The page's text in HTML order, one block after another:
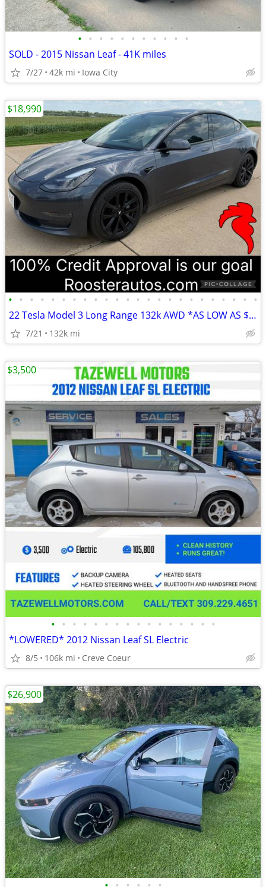
• • • • • • • • • • •
SOLD - 2015 Nissan Leaf - 41K miles
7/27 42k mi Iowa City
• • • • • • • • • • • • • • • • • • • • • • • •
22 Tesla Model 3 Long Range 132k AWD *AS LOW AS $500 DOWN
7/21 132k mi
$18,990
• • • • • • • • • • • • • • • •
*LOWERED* 2012 Nissan Leaf SL Electric
8/5 106k mi Creve Coeur
$3,500
$26,900